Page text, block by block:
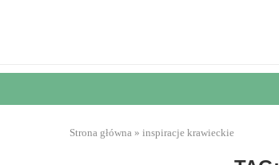
Strona główna » inspiracje krawieckie